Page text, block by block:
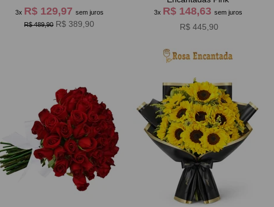
3x R$ 129,97 sem juros
R$ 489,90 R$ 389,90
3x R$ 148,63 sem juros
R$ 445,90